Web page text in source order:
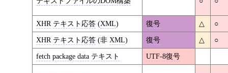
XHR テキスト応答 (XML) 復号 △
○
XHR テキスト応答 (非XML) 復号 △
○
fetch package data テキスト UTF-8復号